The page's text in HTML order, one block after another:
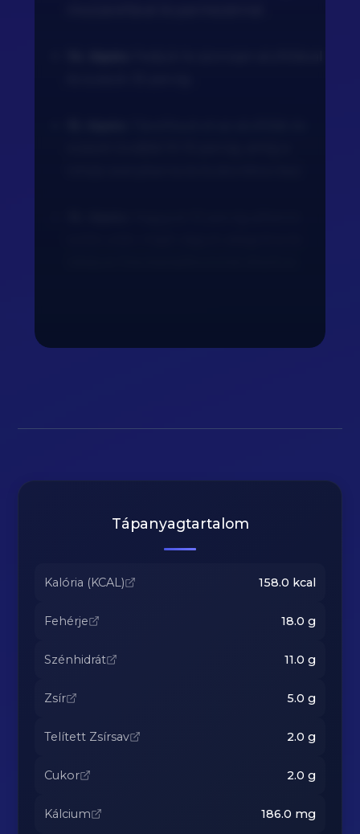
Tápanyagtartalom
Kalória (KCAL) 158.0 kcal
Fehérje 18.0 g
Szénhidrát 11.0 g
Zsír 5.0 g
Telített Zsírsav 2.0 g
Cukor 2.0 g
Kálcium 186.0 mg